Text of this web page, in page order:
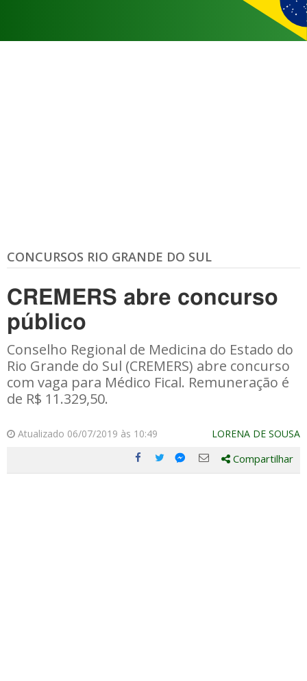
CONCURSOS RIO GRANDE DO SUL
CREMERS abre concurso
público
Conselho Regional de Medicina do Estado do
Rio Grande do Sul (CREMERS) abre concurso
com vaga para Médico Fical. Remuneração é
de R$ 11.329,50.
Atualizado 06/07/2019 às 10:49 LORENA DE SOUSA
Compartilhe
Compartilhe
Compartilhe
Compartilhe
Compartilhar